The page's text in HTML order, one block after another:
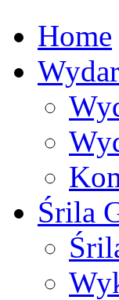
Home
Śrila